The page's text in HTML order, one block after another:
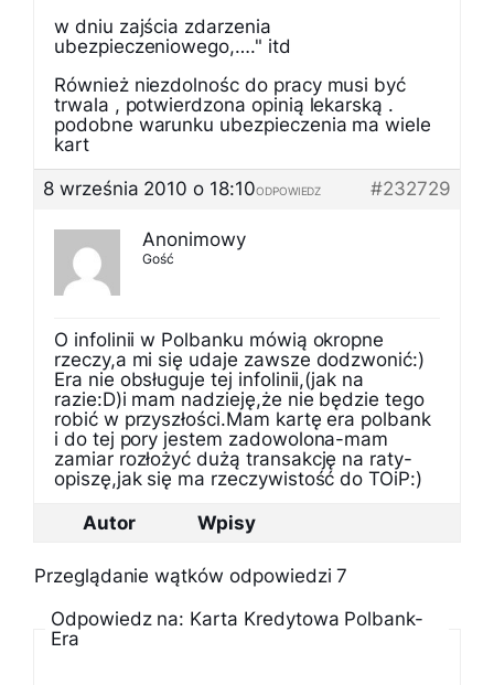
w dniu zajścia zdarzenia
ubezpieczeniowego,…." itd
Również niezdolnośc do pracy musi być
trwala , potwierdzona opinią lekarską .
podobne warunku ubezpieczenia ma wiele
kart
8 września 2010 o 18:10
#232729
ODPOWIEDZ
Anonimowy
Gość
O infolinii w Polbanku mówią okropne
rzeczy,a mi się udaje zawsze dodzwonić:)
Era nie obsługuje tej infolinii,(jak na
razie:D)i mam nadzieję,że nie będzie tego
robić w przyszłości.Mam kartę era polbank
i do tej pory jestem zadowolona-mam
zamiar rozłożyć dużą transakcję na raty-
opiszę,jak się ma rzeczywistość do TOiP:)
Autor
Wpisy
Przeglądanie wątków odpowiedzi 7
Odpowiedz na: Karta Kredytowa Polbank-
Era